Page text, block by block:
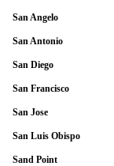
San Angelo
San Antonio
San Diego
San Francisco
San Jose
San Luis Obispo
Sand Point